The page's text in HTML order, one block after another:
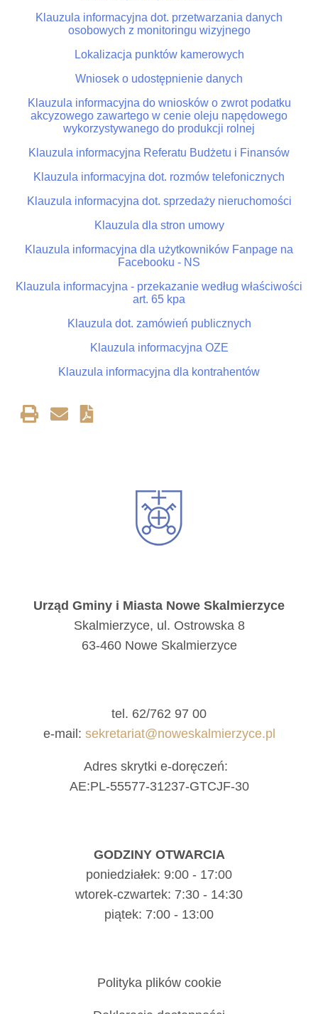
Klauzula informacyjna dot. przetwarzania danych
osobowych z monitoringu wizyjnego
Lokalizacja punktów kamerowych
Wniosek o udostępnienie danych
Klauzula informacyjna do wniosków o zwrot podatku
akcyzowego zawartego w cenie oleju napędowego
wykorzystywanego do produkcji rolnej
Klauzula informacyjna Referatu Budżetu i Finansów
Klauzula informacyjna dot. rozmów telefonicznych
Klauzula informacyjna dot. sprzedaży nieruchomości
Klauzula dla stron umowy
Klauzula informacyjna dla użytkowników Fanpage na
Facebooku - NS
Klauzula informacyjna - przekazanie według właściwości
art. 65 kpa
Klauzula dot. zamówień publicznych
Klauzula informacyjna OZE
Klauzula informacyjna dla kontrahentów
Urząd Gminy i Miasta Nowe Skalmierzyce
Skalmierzyce, ul. Ostrowska 8
63-460 Nowe Skalmierzyce
tel. 62/762 97 00
e-mail: sekretariat@noweskalmierzyce.pl
Adres skrytki e-doręczeń:
AE:PL-55577-31237-GTCJF-30
GODZINY OTWARCIA
poniedziałek: 9:00 - 17:00
wtorek-czwartek: 7:30 - 14:30
piątek: 7:00 - 13:00
Polityka plików cookie